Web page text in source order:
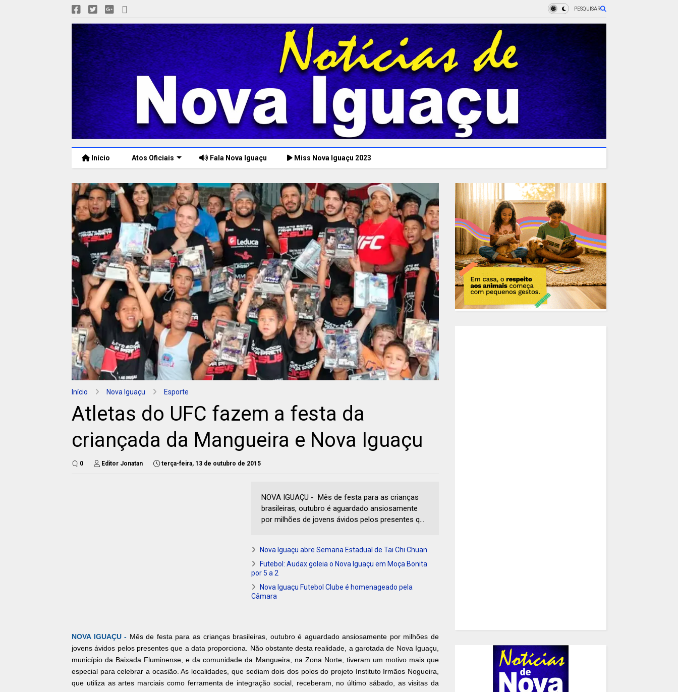
PESQUISAR
Início Atos Oficiais Fala Nova Iguaçu Miss Nova Iguaçu 2023
Início Nova Iguaçu Esporte
Atletas do UFC fazem a festa da
criançada da Mangueira e Nova Iguaçu
0 Editor Jonatan terça-feira, 13 de outubro de 2015
NOVA IGUAÇU - Mês de festa para as crianças
brasileiras, outubro é aguardado ansiosamente
por milhões de jovens ávidos pelos presentes q...
Nova Iguaçu abre Semana Estadual de Tai Chi Chuan
Futebol: Audax goleia o Nova Iguaçu em Moça Bonita
por 5 a 2
Nova Iguaçu Futebol Clube é homenageado pela
Câmara
NOVA IGUAÇU - Mês de festa para as crianças brasileiras, outubro é aguardado ansiosamente por milhões de
jovens ávidos pelos presentes que a data proporciona. Não obstante desta realidade, a garotada de Nova Iguaçu,
município da Baixada Fluminense, e da comunidade da Mangueira, na Zona Norte, tiveram um motivo mais que
especial para celebrar a ocasião. As localidades, que sediam dois dos polos do projeto Instituto Irmãos Nogueira,
que utiliza as artes marciais como ferramenta de integração social, receberam, no último sábado, as visitas da